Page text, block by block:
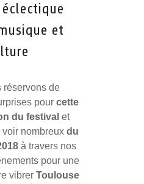
et
réservons de
pour cette
du festival et
nombreux du
à travers nos
pour une
vibrer Toulouse